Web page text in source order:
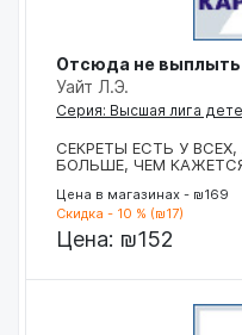
Отсюда не выплыть
Уайт Л.Э.
Серия: Высшая лига
СЕКРЕТЫ ЕСТЬ У
БОЛЬШЕ, ЧЕМ КАЖЕТСЯ
Цена в магазинах - ₪169
Скидка - 10 % (₪17)
Цена: ₪152